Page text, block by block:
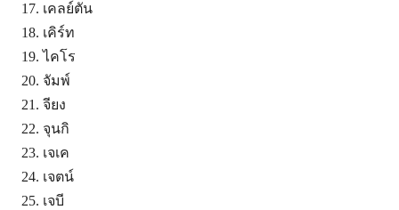
เคลย์ตัน
เคิร์ท
ไคโร
จัมพ์
จียง
จุนกิ
เจเค
เจตน์
เจบี